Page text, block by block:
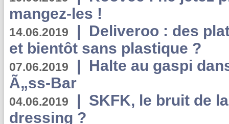
mangez-les !
14.06.2019 | Deliveroo : des
et bientôt sans plastique ?
07.06.2019 | Halte au gaspi
Ã„ss-Bar
04.06.2019 | SKFK, le bruit de
dressing ?